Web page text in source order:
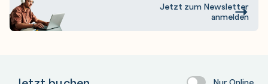
Jetzt zum Newsletter
anmelden
Nur Online